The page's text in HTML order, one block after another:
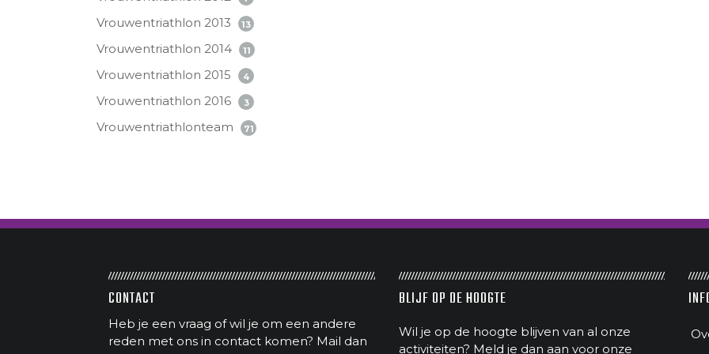
Vrouwentriathlon 2013 13
Vrouwentriathlon 2014 11
Vrouwentriathlon 2015 4
Vrouwentriathlon 2016 3
Vrouwentriathlonteam 71
CONTACT
Heb je een vraag of wil je om een andere
reden met ons in contact komen? Mail dan
BLIJF OP DE HOOGTE
Wil je op de hoogte blijven van al onze
activiteiten? Meld je dan aan voor onze